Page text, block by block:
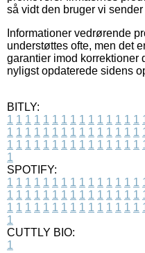
så vidt den bruger vi
Informationer vedrørende
understøttes ofte, men det
garantier imod
nyligst opdaterede sidens
BITLY:
1 1 1 1 1 1 1 1 1 1 1 1 1 1 1
1 1 1 1 1 1 1 1 1 1 1 1 1 1 1
1 1 1 1 1 1 1 1 1 1 1 1 1 1 1
1
SPOTIFY:
1 1 1 1 1 1 1 1 1 1 1 1 1 1 1
1 1 1 1 1 1 1 1 1 1 1 1 1 1 1
1 1 1 1 1 1 1 1 1 1 1 1 1 1 1
1
CUTTLY BIO:
1